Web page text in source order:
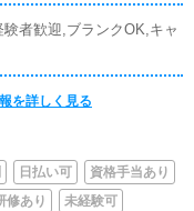
者歓迎,ブランクOK,キャ
を詳しく見る
日払い可
資格手当あり
修あり
未経験可